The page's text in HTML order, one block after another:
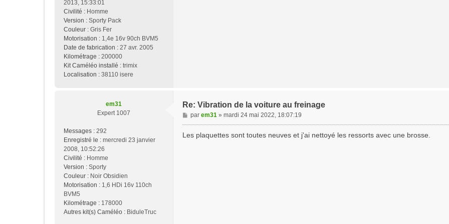
2013, 15:33:01
Civilité : Homme
Version : Sporty Pack
Couleur : Gris Fer
Motorisation : 1,4e 16v 90ch BVM5
Date de fabrication : 27 avr. 2005
Kilométrage : 200000
Kit Caméléo installé : trimix
Localisation : 38110 isere
em31
Expert 1007
Messages : 292
Enregistré le : mercredi 23 janvier
2008, 10:52:26
Civilité : Homme
Version : Sporty
Couleur : Noir Obsidien
Motorisation : 1,6 HDi 16v 110ch
BVM5
Kilométrage : 178000
Autres kit(s) Caméléo : BiduleTruc
Re: Vibration de la voiture au freinage
M
e
s
par em31» mardi 24 mai 2022, 18:07:19
Les plaquettes sont toutes neuves et j'ai nettoyé les ressorts avec une brosse.